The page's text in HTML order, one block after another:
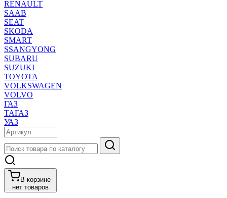
RENAULT
SAAB
SEAT
SKODA
SMART
SSANGYONG
SUBARU
SUZUKI
TOYOTA
VOLKSWAGEN
VOLVO
ГАЗ
ТАГАЗ
УАЗ
В корзине
нет товаров